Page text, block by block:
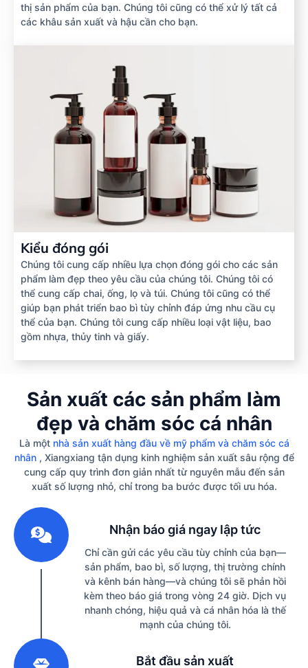
thị sản phẩm của bạn. Chúng tôi cũng có thể xử lý tất cả
các khâu sản xuất và hậu cần cho bạn.
Kiểu đóng gói
Chúng tôi cung cấp nhiều lựa chọn đóng gói cho các sản
phẩm làm đẹp theo yêu cầu của chúng tôi. Chúng tôi có
thể cung cấp chai, ống, lọ và túi. Chúng tôi cũng có thể
giúp bạn phát triển bao bì tùy chỉnh đáp ứng nhu cầu cụ
thể của bạn. Chúng tôi cung cấp nhiều loại vật liệu, bao
gồm nhựa, thủy tinh và giấy.
Sản xuất các sản phẩm làm
đẹp và chăm sóc cá nhân
Là một nhà sản xuất hàng đầu về mỹ phẩm và chăm sóc cá
nhân, Xiangxiang tận dụng kinh nghiệm sản xuất sâu rộng để
cung cấp quy trình đơn giản nhất từ ​​nguyên mẫu đến sản
xuất số lượng nhỏ, chỉ trong ba bước được tối ưu hóa.
Nhận báo giá ngay lập tức
Chỉ cần gửi các yêu cầu tùy chỉnh của bạn—
sản phẩm, bao bì, số lượng, thị trường chính
và kênh bán hàng—và chúng tôi sẽ phản hồi
kèm theo báo giá trong vòng 24 giờ. Dịch vụ
nhanh chóng, hiệu quả và cá nhân hóa là thế
mạnh của chúng tôi.
Bắt đầu sản xuất